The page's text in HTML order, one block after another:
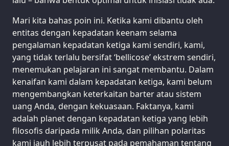
Mari kita bahas poin ini. Ketika kami dibantu oleh
entitas dengan kepadatan keenam selama
pengalaman kepadatan ketiga kami sendiri, kami,
yang tidak terlalu bersifat ‘bellicose’ ekstrem sendiri,
menemukan pelajaran ini sangat membantu. Dalam
kenaifan kami dalam kepadatan ketiga, kami belum
mengembangkan keterkaitan barter atau sistem
uang Anda, dengan kekuasaan. Faktanya, kami
adalah planet dengan kepadatan ketiga yang lebih
filosofis daripada milik Anda, dan pilihan polaritas
kami jauh lebih terpusat pada pemahaman tentang